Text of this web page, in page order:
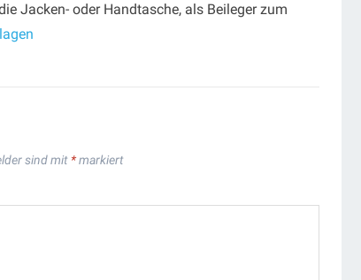
Jacken- oder Handtasche, als Beileger zum
sind mit *markiert